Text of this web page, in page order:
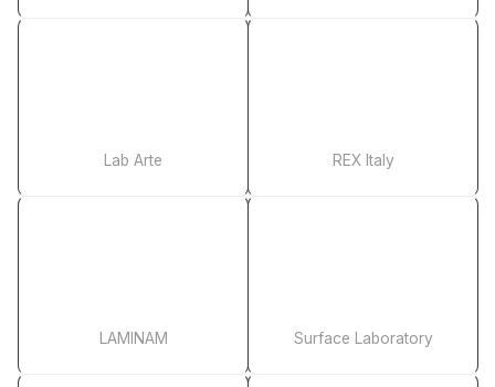
Lab Arte REX Italy
LAMINAM Surface Laboratory